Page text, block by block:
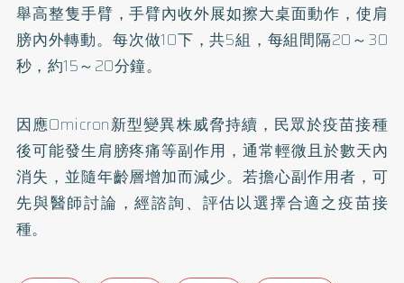
舉高整隻手臂，手臂內收外展如擦大桌面動作，使肩
膀內外轉動。每次做10下，共5組，每組間隔20～30
秒，約15～20分鐘。
因應Omicron新型變異株威脅持續，民眾於疫苗接種
後可能發生肩膀疼痛等副作用，通常輕微且於數天內
消失，並隨年齡層增加而減少。若擔心副作用者，可
先與醫師討論，經諮詢、評估以選擇合適之疫苗接
種。